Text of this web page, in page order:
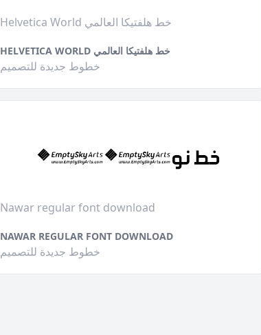
Helvetica World خط هلفتيكا العالمي
HELVETICA WORLD خط هلفتيكا العالمي
خطوط جديدة للتصميم
Nawar regular font download
NAWAR REGULAR FONT DOWNLOAD
خطوط جديدة للتصميم